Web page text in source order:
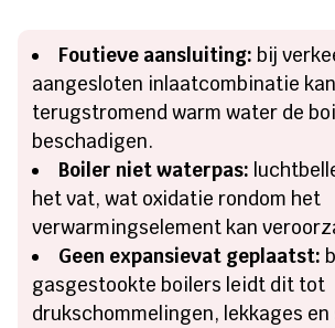
Foutieve aansluiting: bij
aangesloten inlaatcombinatie kan
terugstromend warm water de
beschadigen.
Boiler niet waterpas:
het vat, wat oxidatie rondom het
verwarmingselement kan
Geen expansievat geplaatst:
gasgestookte boilers leidt dit tot
drukschommelingen, lekkages en